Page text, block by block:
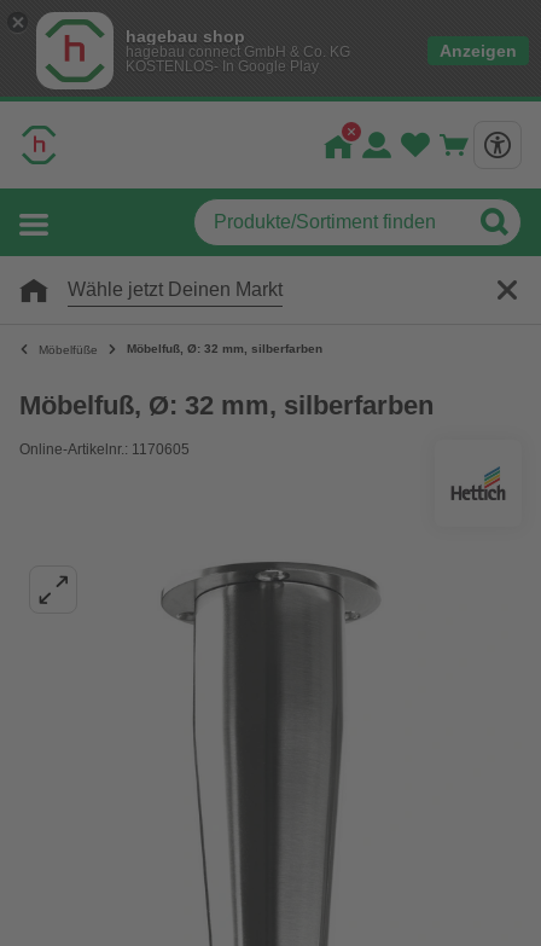
hagebau shop
hagebau connect GmbH & Co. KG
KOSTENLOS- In Google Play
Anzeigen
Wähle jetzt Deinen Markt
Möbelfüße Möbelfuß, Ø: 32 mm, silberfarben
Möbelfuß, Ø: 32 mm, silberfarben
Online-Artikelnr.: 1170605